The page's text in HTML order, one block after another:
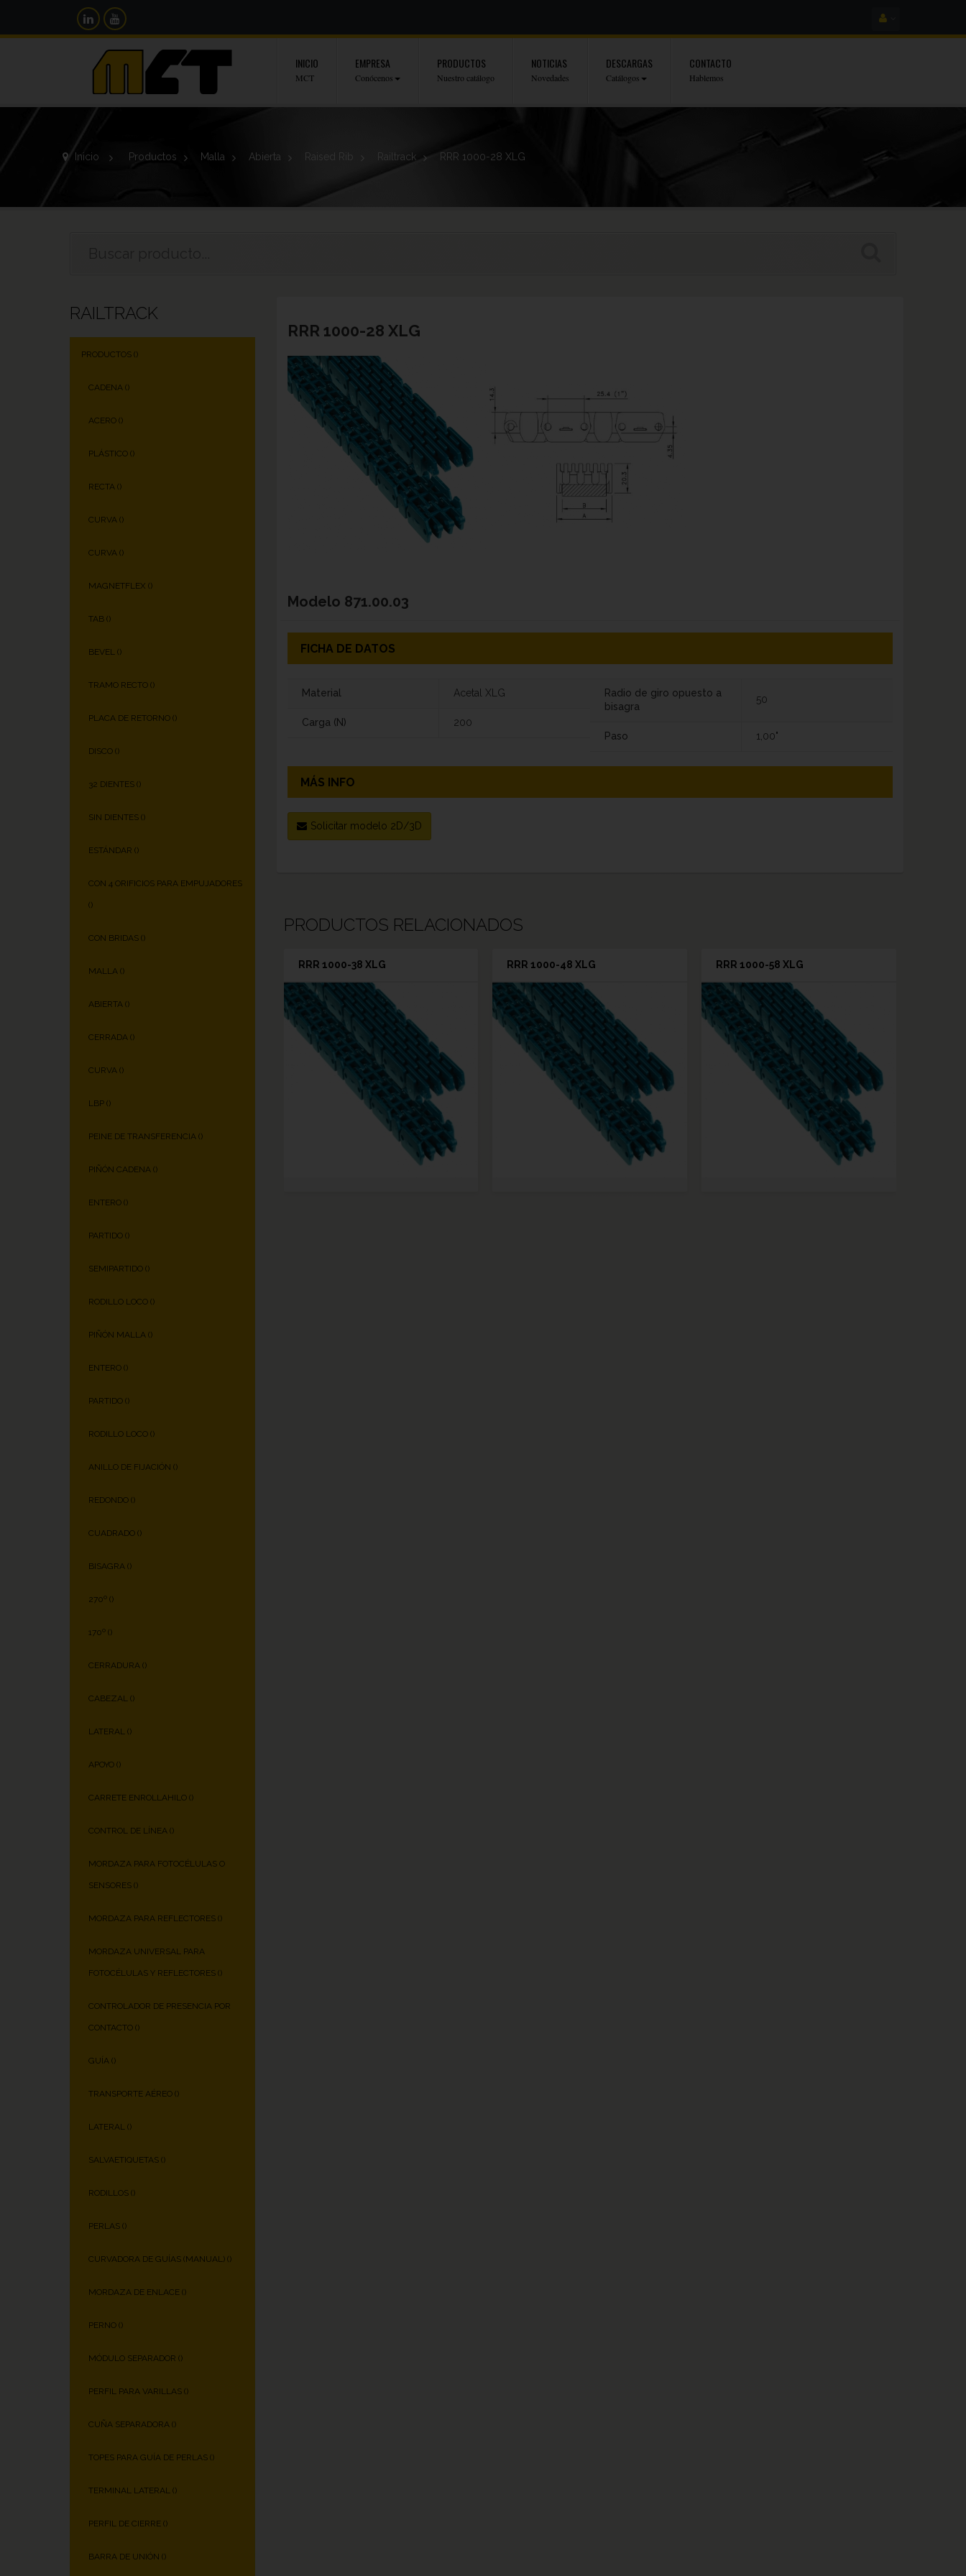
INICIO
MCT
EMPRESA
Conócenos
PRODUCTOS
Nuestro catálogo
NOTICIAS
Novedades
DESCARGAS
Catálogos
CONTACTO
Hablemos
Inicio > Productos > Malla > Abierta > Raised Rib > Railtrack > RRR 1000-28 XLG
RAILTRACK
PRODUCTOS ()
CADENA ()
ACERO ()
PLÁSTICO ()
RECTA ()
CURVA ()
CURVA ()
MAGNETFLEX ()
TAB ()
BEVEL ()
TRAMO RECTO ()
PLACA DE RETORNO ()
DISCO ()
32 DIENTES ()
SIN DIENTES ()
ESTÁNDAR ()
CON 4 ORIFICIOS PARA EMPUJADORES
()
CON BRIDAS ()
MALLA ()
ABIERTA ()
CERRADA ()
CURVA ()
LBP ()
PEINE DE TRANSFERENCIA ()
PIÑÓN CADENA ()
ENTERO ()
PARTIDO ()
SEMIPARTIDO ()
RODILLO LOCO ()
PIÑÓN MALLA ()
ENTERO ()
PARTIDO ()
RODILLO LOCO ()
ANILLO DE FIJACIÓN ()
REDONDO ()
CUADRADO ()
BISAGRA ()
270º ()
170º ()
CERRADURA ()
CABEZAL ()
LATERAL ()
APOYO ()
CARRETE ENROLLAHILO ()
CONTROL DE LÍNEA ()
MORDAZA PARA FOTOCÉLULAS O
SENSORES ()
MORDAZA PARA REFLECTORES ()
MORDAZA UNIVERSAL PARA
FOTOCÉLULAS Y REFLECTORES ()
CONTROLADOR DE PRESENCIA POR
CONTACTO ()
GUÍA ()
TRANSPORTE AÉREO ()
LATERAL ()
SALVAETIQUETAS ()
RODILLOS ()
PERLAS ()
CURVADORA DE GUÍAS (MANUAL) ()
MORDAZA DE ENLACE ()
PERNO ()
MÓDULO SEPARADOR ()
PERFIL PARA VARILLAS ()
CUÑA SEPARADORA ()
TOPES PARA GUÍA DE PERLAS ()
TERMINAL LATERAL ()
PERFIL DE CIERRE ()
BARRA DE UNIÓN ()
RRR 1000-28 XLG
Modelo 871.00.03
FICHA DE DATOS
Material Acetal XLG
Carga (N) 200
Radio de giro opuesto a
bisagra
50
Paso 1,00"
MÁS INFO
Solicitar modelo 2D/3D
PRODUCTOS RELACIONADOS
RRR 1000-38 XLG RRR 1000-48 XLG RRR 1000-58 XLG